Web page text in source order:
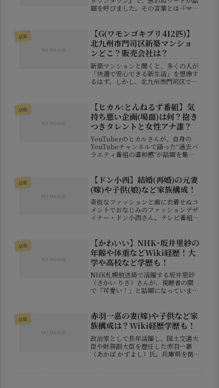
題を呼びました。その言葉とは――「マカ
が、SNS上で一斉に検索され、視聴者
たちの間でちょっとした騒...
話題
【G(ワモンゴキブリ412匹)】
北九州市門司区新築マンショ
ンどこ？販売会社は？
新築マンションと聞くと、多くの人が
「快適で安心できる新生活」を想像す
るはず。しかし、北九州市門司区で起
りの新築マンションでワモンゴキブリ
が大量発生し、住民と販売会社との間
で...
話題
【ヒカル:とんねるず番組】気
持ち悪い企画(場面)は何？抱き
つきタレントと女性アナ誰？
YouTuberのヒカルさんが、自身の
YouTubeチャンネルで語った“過去バ
ラエティ番組の違和感”が話題を集め
た人気番組**『とんねるずのみなさん
のおかげでした』*...
話題
【ドン小西】結婚(再婚)の元妻
(嫁)や子供(娘)など家族構成！
奇抜なファッションと歯に衣着せぬコ
メントでおなじみのファッションデザ
イナー・ドン小西さん。テレビ番組で
ドラマがありました。なんと、約20年
前に離婚した元妻と2025年に再婚...
話題
【かわいい】NHK･坂井里紗の
年齢や体重などWiki経歴！大
学や高校など学歴も！
NHK札幌放送局で活躍する坂井里紗
（さかい りさ）さんが、視聴者の間
で「可愛い！」と話題になっていま
れているようです。この記事では、そ
んな坂井里紗さんの 年齢や体重、出
身大...
話題
赤羽一嘉の妻(嫁)や子供など家
族構成は？Wiki経歴学歴も！
政治家として長年活躍し、国土交通大
臣や財務副大臣を歴任した赤羽一嘉
（あかば かずよし）氏。兵庫県を拠